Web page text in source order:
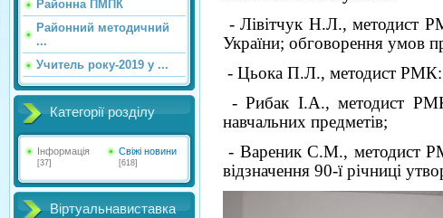
Районна ПМПК
Районний методичний
...
Учитель року-2019 у ...
Категорії розділу
Інформація
[37]
Свіжі новини
[618]
Віртуальнавиставка
- Лівітчук Н.Л., методист
України; обговорення умов
- Цьока П.Л., методист РМК:
- Рибак І.А., методист
навчальних предметів;
- Вареник С.М., методист
відзначення 90-ї річниці